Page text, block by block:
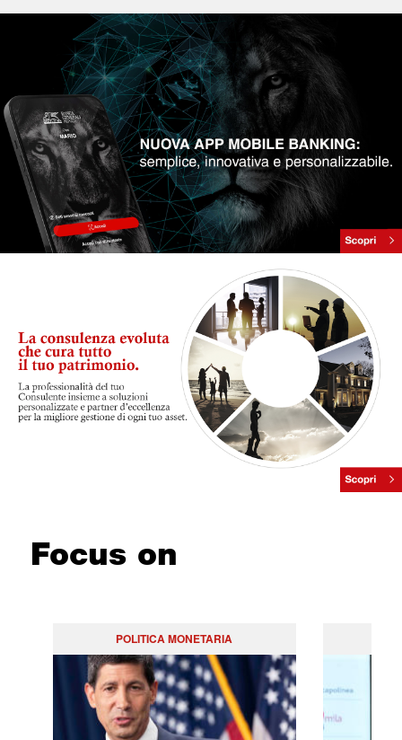
Focus on
POLITICA MONETARIA